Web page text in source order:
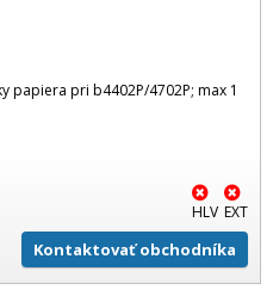
papiera pri b4402P/4702P; max 1
HLV EXT
Kontaktovať obchodníka